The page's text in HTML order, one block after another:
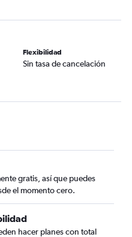
Flexibilidad
Sin tasa de cancelación
gratis, así que puedes
el momento cero.
hacer planes con total